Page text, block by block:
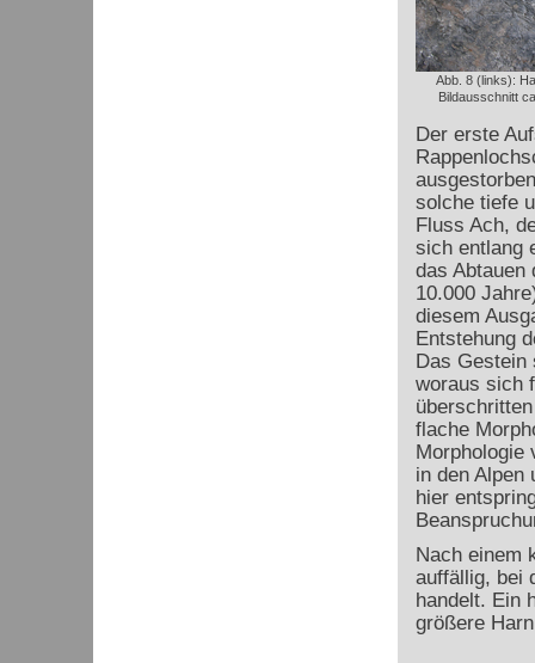
Abb. 8 (links):
Bildausschnitt
Der erste
solche tiefe
Fluss Ach,
sich entlang
das Abtauen
10.000
diesem
Entstehung
Das Gestein
woraus sich
flache
Morphologie
in den Alpen
hier
Nach einem
auffällig, bei
handelt. Ein
größere